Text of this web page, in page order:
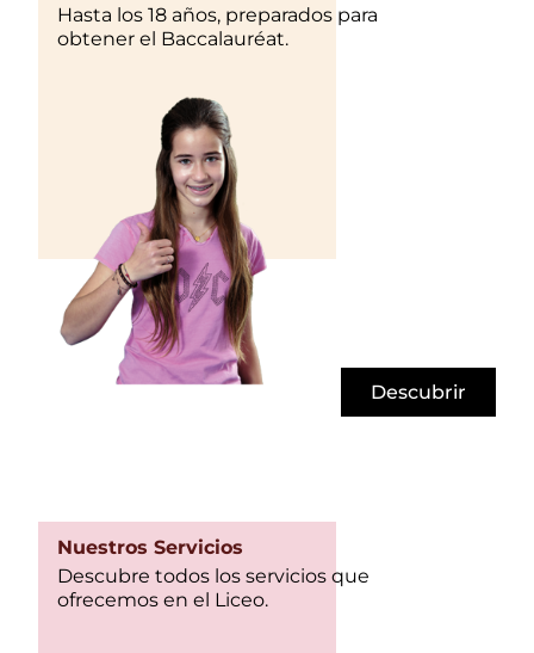
Hasta los 18 años, preparados para
obtener el Baccalauréat.
Descubrir
Nuestros Servicios
Descubre todos los servicios que
ofrecemos en el Liceo.